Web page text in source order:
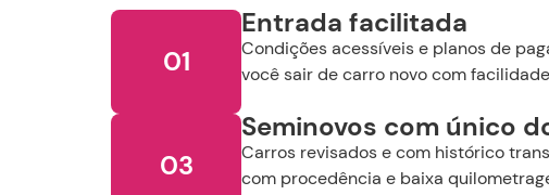
01
Entrada facilitada
Condições acessíveis e planos de
você sair de carro novo com
03
Seminovos com único
Carros revisados e com histórico
com procedência e baixa